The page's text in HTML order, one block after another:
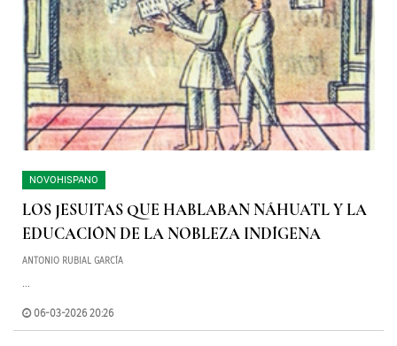
NOVOHISPANO
LOS JESUITAS QUE HABLABAN NÁHUATL Y LA
EDUCACIÓN DE LA NOBLEZA INDÍGENA
ANTONIO RUBIAL GARCÍA
...
06-03-2026 20:26